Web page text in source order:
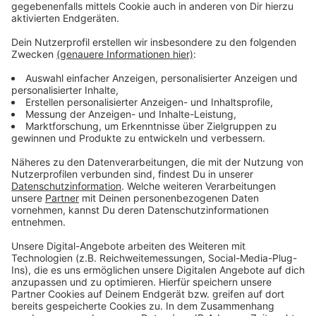
Podcast
Anzeige
Was macht der Künstler eigentlich, wenn er nicht auf
der Bühne oder vor der Kamera steht? Hier erfahren
wir es. Im Podcast "Wat ne Woche" erzählt Atze
Schröder die schönsten Geschichten, die lustigsten
Anekdoten, intime Geständnisse und haut natürlich
seine Lieblingspromis in die Pfanne, so wie wir ihn
kennen und lieben. Atze Schröder und sein ganz
persönlicher Wochenrückblick - so privat wie noch nie,
so lustig wie immer.
Anzeige
Anzeige